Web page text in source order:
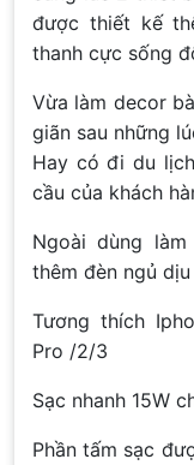
được thiết kế
thanh cực sống
Vừa làm decor
giãn sau những
Hay có đi du
cầu của khách
Ngoài dùng
thêm đèn ngủ dịu
Tương thích
Pro /2/3
Sạc nhanh 15W
Phần tấm sạc